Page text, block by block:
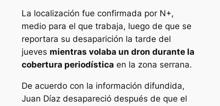
La localización fue confirmada por N+,
medio para el que trabaja, luego de que se
reportara su desaparición la tarde del
jueves mientras volaba un dron durante la
cobertura periodística en la zona serrana.
De acuerdo con la información difundida,
Juan Díaz desapareció después de que el